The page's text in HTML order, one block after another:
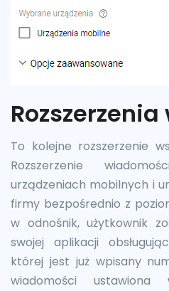
To kolejne rozszerzenie
Rozszerzenie
urządzeniach mobilnych i
firmy bezpośrednio z
w odnośnik, użytkownik
swojej aplikacji
której jest już wpisany
wiadomości ustawiona